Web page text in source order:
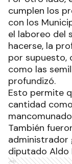
cumplen los
con los
el laboreo del
hacerse, la
por supuesto,
como las
profundizó.
Esto permite
cantidad
También
administrador
diputado
Ads